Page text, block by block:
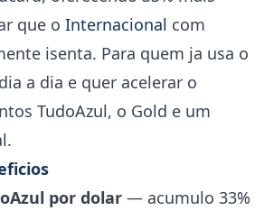
que o Internacional com
isenta. Para quem ja usa o
a dia e quer acelerar o
TudoAzul, o Gold e um
por dolar — acumulo 33%